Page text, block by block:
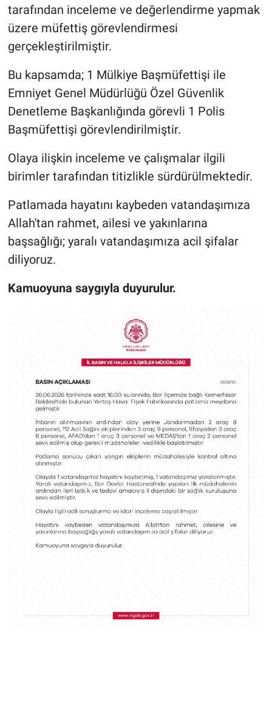
tarafından inceleme ve değerlendirme yapmak
üzere müfettiş görevlendirmesi
gerçekleştirilmiştir.
Bu kapsamda; 1 Mülkiye Başmüfettişi ile
Emniyet Genel Müdürlüğü Özel Güvenlik
Denetleme Başkanlığında görevli 1 Polis
Başmüfettişi görevlendirilmiştir.
Olaya ilişkin inceleme ve çalışmalar ilgili
birimler tarafından titizlikle sürdürülmektedir.
Patlamada hayatını kaybeden vatandaşımıza
Allah'tan rahmet, ailesi ve yakınlarına
başsağlığı; yaralı vatandaşımıza acil şifalar
diliyoruz.
Kamuoyuna saygıyla duyurulur.